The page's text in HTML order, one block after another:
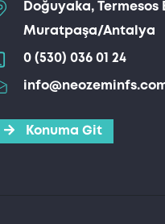
Doğuyaka, Termesos
Muratpaşa/Antalya
0 (530) 036 01 24
Konuma Git